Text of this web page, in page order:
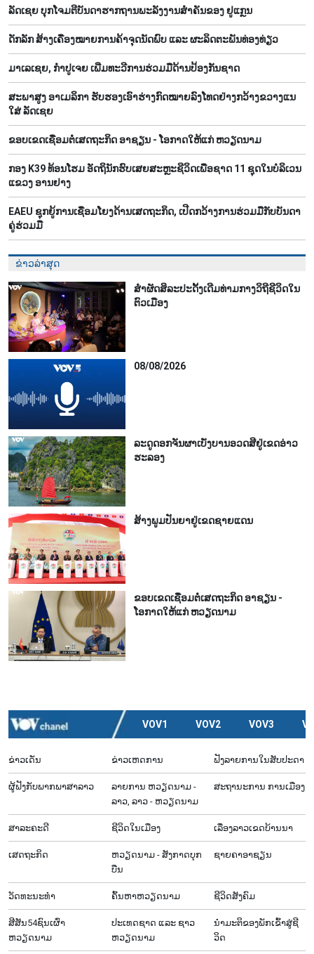
ລັດເຊຍ ບຸກໂຈມຕີບັນດາຮາກຖານພະລັງງານສຳຄັນຂອງ ຢູແກຼນ
ດັກລັກ ສ້າງເຄື່ອງໝາຍການຄ້າຈຸດນັດພົບ ແລະ ຜະລິດຕະພັນທ່ອງທ່ຽວ
ມາເລເຊຍ, ກຳປູເຈຍ ເພີ່ມທະວີການຮ່ວມມືດ້ານປ້ອງກັນຊາດ
ສະພາສູງ ອາເມລິກາ ຮັບຮອງເອົາຮ່າງກົດໝາຍລົງໂທດຢ່າງກວ້າງຂວາງແນ
ໃສ່ ລັດເຊຍ
ຂອບເຂດເຊື່ອມຕໍ່ເສດຖະກິດ ອາຊຽນ - ໂອກາດໃຫ້ແກ່ ຫວຽດນາມ
ກອງ K39 ທ້ອນໂຮມ ອັດຖິນັກຮົບເສຍສະຫຼະຊີວິດເພື່ອຊາດ 11 ຊຸດໃນບໍລິເວນ
ແຂວງ ອານຢາງ
EAEU ຊຸກຍູ້ການເຊື່ອມໂຍງດ້ານເສດຖະກິດ, ເປີດກວ້າງການຮ່ວມມືກັບບັນດາ
ຄູ່ຮ່ວມມື
ຂ່າວລ່າສຸດ
ສຳຜັດສິລະປະດັ້ງເດີມທ່າມກາງວິຖີຊີວິດໃນ
ຕົວເມືອງ
08/08/2026
ລະດູດອກຈັນຜາເບັ່ງບານອວດສີຢູ່ເຂດອ່າວ
ຮະລອງ
ສ້າງພູມປັນຍາຢູ່ເຂດຊາຍແດນ
ຂອບເຂດເຊື່ອມຕໍ່ເສດຖະກິດ ອາຊຽນ -
ໂອກາດໃຫ້ແກ່ ຫວຽດນາມ
VOV1 VOV2 VOV3
ຂ່າວເດັ່ນ ຂ່າວເຫດການ ຟັງລາຍການໃນສັບປະດາ
ຜູ້​ຟັງ​ກັບ​ພາກ​ພາ​ສາ​ລາວ
ລາຍ​ການ ຫວຽດນາມ -
ລາວ, ລາວ - ຫວຽດນາມ
ສະຖານະການ ການເມືອງ
ສາລະຄະດີ ຊີ​ວິດ​ໃນ​ເມືອງ ເລື່ອງ​ລາວ​ເ​ຂດ​ບ້ານ​ນາ
ເສດຖະກິດ
ຫວຽດ​ນາມ - ສັງ​ກາດ​ບຸກ​
ບືນ
ຊາຍຄາອາຊຽນ
ວັດທະນະທໍາ ຄົ້ນຫາຫວຽດນາມ ຊີ​ວິດ​ສັງ​ຄົມ
ສີສັນ54ຊົນເຜົ່າ
ຫວຽດນາມ
ປະເທດຊາດ ແລະ ຊາວ
ຫວຽດນາມ
ນຳ​ມະ​ຕິ​ຂ​ອງ​ພັກ​ເຂົ້າ​ສູ່​ຊີ​
ວິດ